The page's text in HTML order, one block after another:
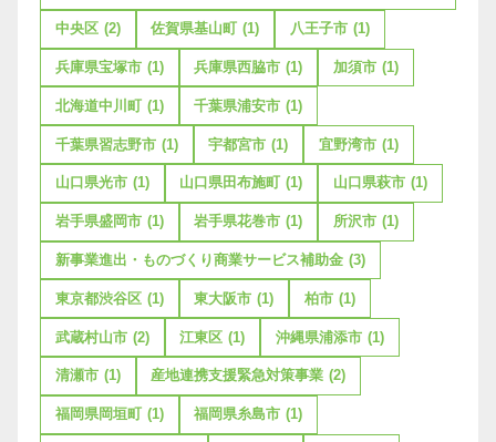
中央区 (2) 佐賀県基山町 (1) 八王子市 (1)
兵庫県宝塚市 (1) 兵庫県西脇市 (1) 加須市 (1)
北海道中川町 (1) 千葉県浦安市 (1)
千葉県習志野市 (1) 宇都宮市 (1) 宜野湾市 (1)
山口県光市 (1) 山口県田布施町 (1) 山口県萩市 (1)
岩手県盛岡市 (1) 岩手県花巻市 (1) 所沢市 (1)
新事業進出・ものづくり商業サービス補助金 (3)
東京都渋谷区 (1) 東大阪市 (1) 柏市 (1)
武蔵村山市 (2) 江東区 (1) 沖縄県浦添市 (1)
清瀬市 (1) 産地連携支援緊急対策事業 (2)
福岡県岡垣町 (1) 福岡県糸島市 (1)